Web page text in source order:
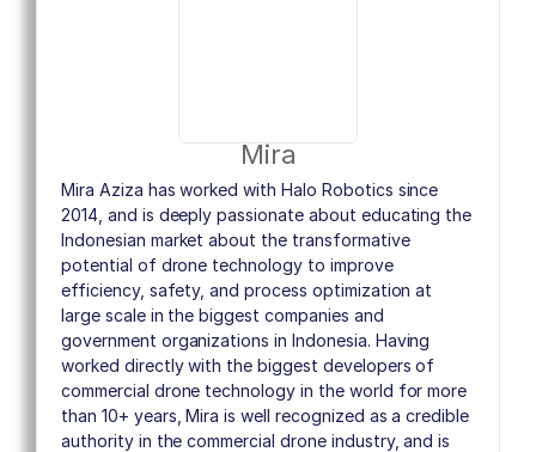
Mira
Mira Aziza has worked with Halo Robotics since
2014, and is deeply passionate about educating the
Indonesian market about the transformative
potential of drone technology to improve
efficiency, safety, and process optimization at
large scale in the biggest companies and
government organizations in Indonesia. Having
worked directly with the biggest developers of
commercial drone technology in the world for more
than 10+ years, Mira is well recognized as a credible
authority in the commercial drone industry, and is